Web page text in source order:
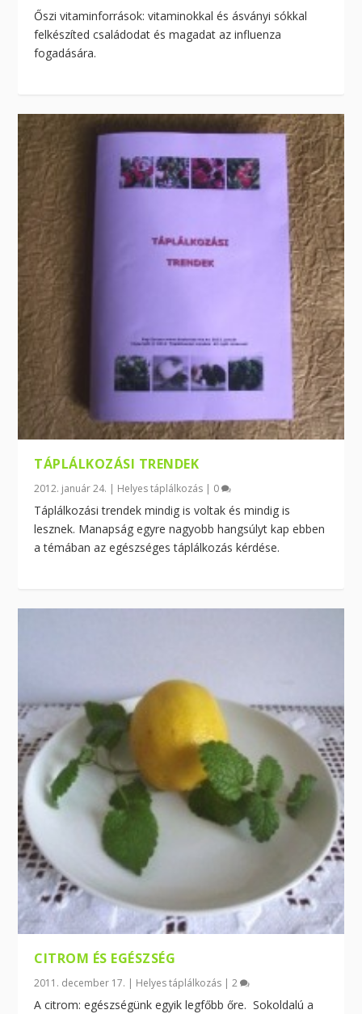
Őszi vitaminforrások: vitaminokkal és ásványi sókkal
felkészíted családodat és magadat az influenza
fogadására.
TÁPLÁLKOZÁSI TRENDEK
2012. január 24. | Helyes táplálkozás | 0
Táplálkozási trendek mindig is voltak és mindig is
lesznek. Manapság egyre nagyobb hangsúlyt kap ebben
a témában az egészséges táplálkozás kérdése.
CITROM ÉS EGÉSZSÉG
2011. december 17. | Helyes táplálkozás |2
A citrom: egészségünk egyik legfőbb őre. Sokoldalú a